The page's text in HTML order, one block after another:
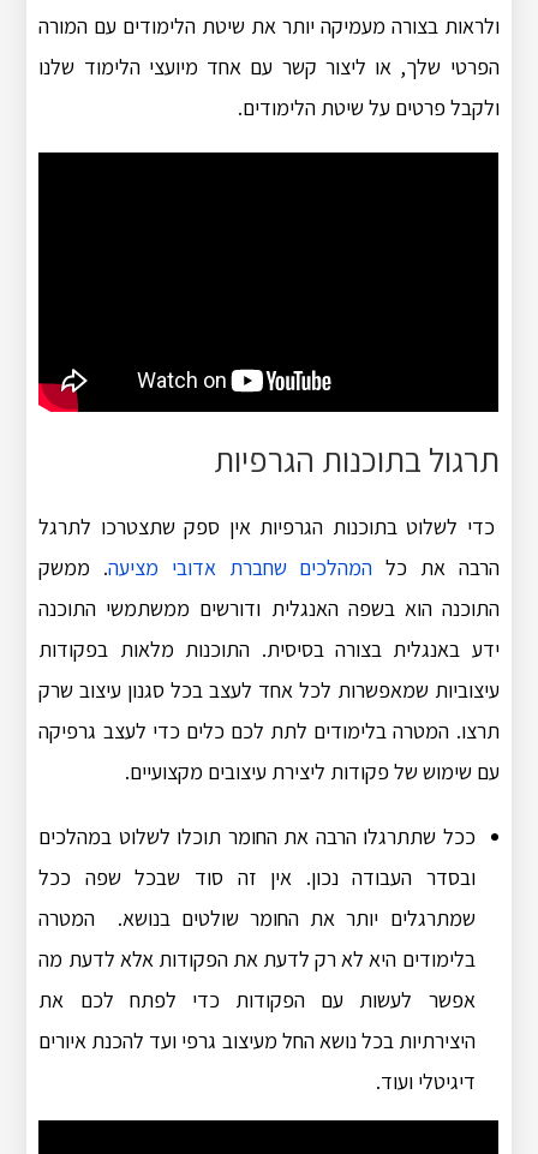
ולראות בצורה מעמיקה יותר את שיטת הלימודים עם המורה
הפרטי שלך, או ליצור קשר עם אחד מיועצי הלימוד שלנו
ולקבל פרטים על שיטת הלימודים.
תרגול בתוכנות הגרפיות
כדי לשלוט בתוכנות הגרפיות אין ספק שתצטרכו לתרגל
הרבה את כל המהלכים שחברת אדובי מציעה. ממשק
התוכנה הוא בשפה האנגלית ודורשים ממשתמשי התוכנה
ידע באנגלית בצורה בסיסית. התוכנות מלאות בפקודות
עיצוביות שמאפשרות לכל אחד לעצב בכל סגנון עיצוב שרק
תרצו. המטרה בלימודים לתת לכם כלים כדי לעצב גרפיקה
עם שימוש של פקודות ליצירת עיצובים מקצועיים.
ככל שתתרגלו הרבה את החומר תוכלו לשלוט במהלכים
ובסדר העבודה נכון. אין זה סוד שבכל שפה ככל
שמתרגלים יותר את החומר שולטים בנושא. המטרה
בלימודים היא לא רק לדעת את הפקודות אלא לדעת מה
אפשר לעשות עם הפקודות כדי לפתח לכם את
היצירתיות בכל נושא החל מעיצוב גרפי ועד להכנת איורים
דיגיטלי ועוד.